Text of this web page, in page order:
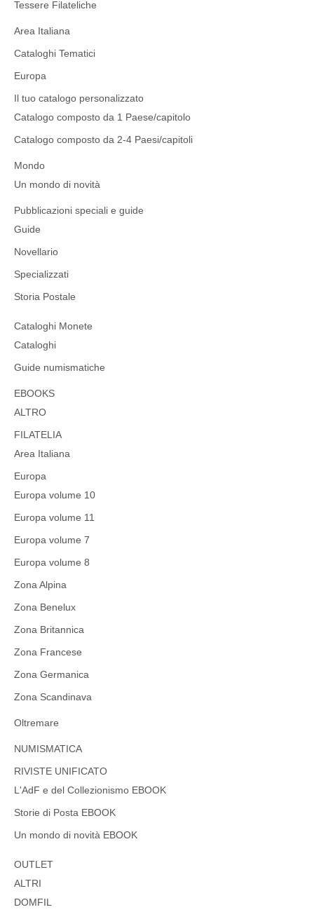
Tessere Filateliche
Area Italiana
Cataloghi Tematici
Europa
Il tuo catalogo personalizzato
Catalogo composto da 1 Paese/capitolo
Catalogo composto da 2-4 Paesi/capitoli
Mondo
Un mondo di novità
Pubblicazioni speciali e guide
Guide
Novellario
Specializzati
Storia Postale
Cataloghi Monete
Cataloghi
Guide numismatiche
EBOOKS
ALTRO
FILATELIA
Area Italiana
Europa
Europa volume 10
Europa volume 11
Europa volume 7
Europa volume 8
Zona Alpina
Zona Benelux
Zona Britannica
Zona Francese
Zona Germanica
Zona Scandinava
Oltremare
NUMISMATICA
RIVISTE UNIFICATO
L'AdF e del Collezionismo EBOOK
Storie di Posta EBOOK
Un mondo di novità EBOOK
OUTLET
ALTRI
DOMFIL